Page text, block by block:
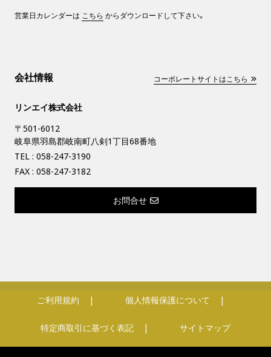
営業日カレンダーは こちら からダウンロードして下さい。
会社情報 コーポレートサイトはこちら
リンエイ株式会社
〒501-6012
岐阜県羽島郡岐南町八剣1丁目68番地
TEL : 058-247-3190
FAX : 058-247-3182
お問合せ
ご利用規約 個人情報保護について
特定商取引に基づく表記 サイトマップ